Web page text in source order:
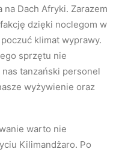
Dach Afryki. Zarazem
dzięki noclegom w
klimat wyprawy.
sprzętu nie
tanzański personel
wyżywienie oraz
warto nie
Kilimandżaro. Po